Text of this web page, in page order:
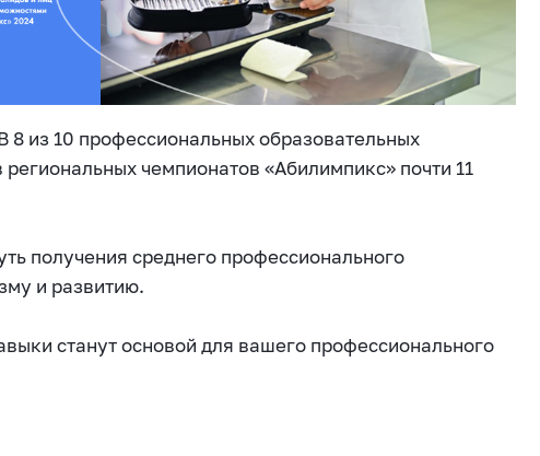
из 10 профессиональных образовательных
чемпионатов «Абилимпикс» почти 11
получения среднего профессионального
и развитию.
станут основой для вашего профессионального